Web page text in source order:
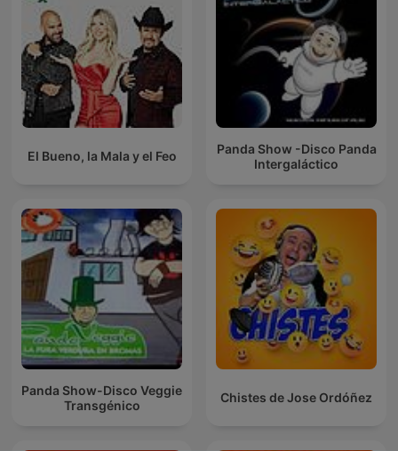
El Bueno, la Mala y el Feo
Panda Show -Disco Panda
Intergaláctico
Panda Show-Disco Veggie
Transgénico
Chistes de Jose Ordóñez